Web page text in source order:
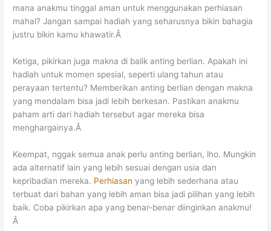
mana anakmu tinggal aman untuk menggunakan perhiasan
mahal? Jangan sampai hadiah yang seharusnya bikin bahagia
justru bikin kamu khawatir.Â
Ketiga, pikirkan juga makna di balik anting berlian. Apakah ini
hadiah untuk momen spesial, seperti ulang tahun atau
perayaan tertentu? Memberikan anting berlian dengan makna
yang mendalam bisa jadi lebih berkesan. Pastikan anakmu
paham arti dari hadiah tersebut agar mereka bisa
menghargainya.Â
Keempat, nggak semua anak perlu anting berlian, lho. Mungkin
ada alternatif lain yang lebih sesuai dengan usia dan
kepribadian mereka. Perhiasan yang lebih sederhana atau
terbuat dari bahan yang lebih aman bisa jadi pilihan yang lebih
baik. Coba pikirkan apa yang benar-benar diinginkan anakmu!
Â